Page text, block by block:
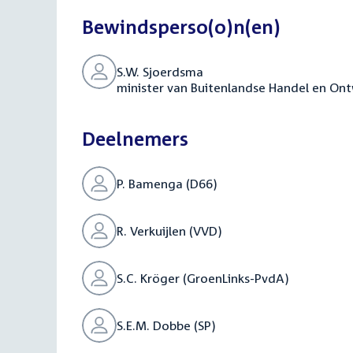
Bewindsperso(o)n(en)
S.W. Sjoerdsma
minister van Buitenlandse Handel en
Deelnemers
P. Bamenga (D66)
R. Verkuijlen (VVD)
S.C. Kröger (GroenLinks-PvdA)
S.E.M. Dobbe (SP)